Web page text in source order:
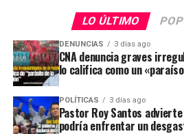
LO ÚLTIMO
DENUNCIAS 3 días ago
CNA denuncia graves
lo califica como un
POLÍTICAS 3 días ago
Pastor Roy Santos
podría enfrentar un